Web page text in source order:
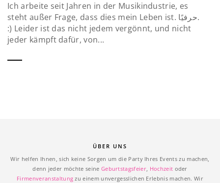
Ich arbeite seit Jahren in der Musikindustrie, es
steht außer Frage, dass dies mein Leben ist. حرفيًا.
:) Leider ist das nicht jedem vergönnt, und nicht
jeder kämpft dafür, von...
ÜBER UNS
Wir helfen Ihnen, sich keine Sorgen um die Party Ihres Events zu machen,
denn jeder möchte seine Geburtstagsfeier, Hochzeit oder
Firmenveranstaltung zu einem unvergesslichen Erlebnis machen. Wir